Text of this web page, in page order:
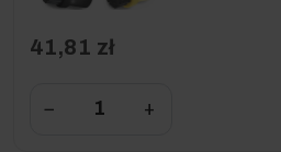
41,81 zł
− +